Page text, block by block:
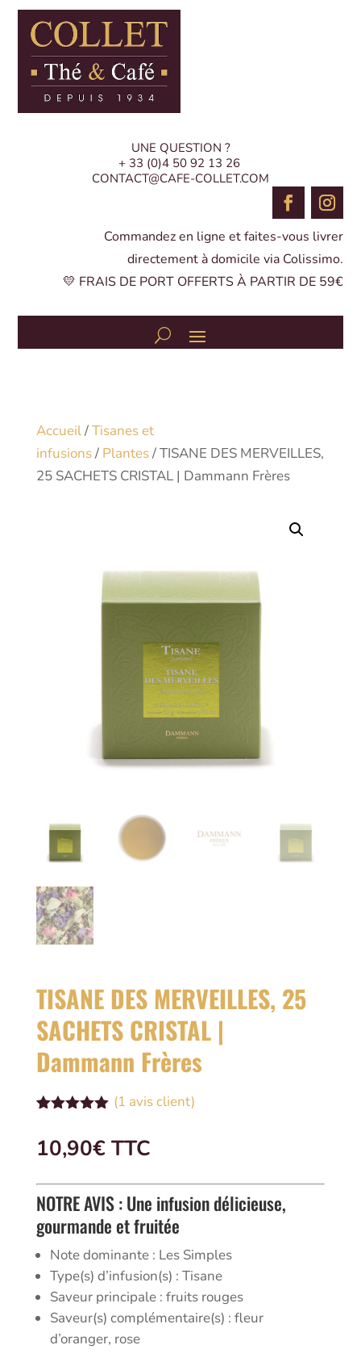
UNE QUESTION ?
+ 33 (0)4 50 92 13 26
CONTACT@CAFE-COLLET.COM
Commandez en ligne et faites-vous livrer
directement à domicile via Colissimo.
💛 FRAIS DE PORT OFFERTS À PARTIR DE 59€
Accueil/Tisanes et
infusions/ Plantes/ TISANE DES MERVEILLES,
25 SACHETS CRISTAL | Dammann Frères
TISANE DES MERVEILLES, 25
SACHETS CRISTAL |
Dammann Frères
basé sur
(1 avis client)
10,90€ TTC
NOTRE AVIS : Une infusion délicieuse,
gourmande et fruitée
Note dominante : Les Simples
Type(s) d’infusion(s) : Tisane
Saveur principale : fruits rouges
Saveur(s) complémentaire(s) : fleur
d’oranger, rose